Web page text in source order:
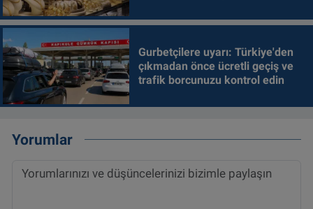
Gurbetçilere uyarı: Türkiye'den
çıkmadan önce ücretli geçiş ve
trafik borcunuzu kontrol edin
Yorumlar